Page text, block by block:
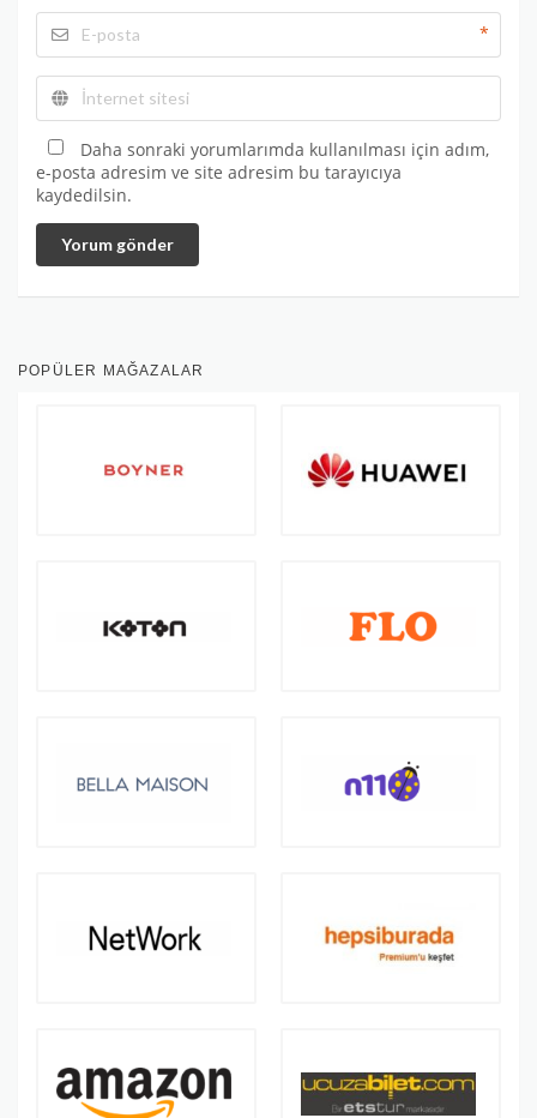
*
Daha sonraki yorumlarımda kullanılması için adım,
e-posta adresim ve site adresim bu tarayıcıya
kaydedilsin.
Yorum gönder
POPÜLER MAĞAZALAR